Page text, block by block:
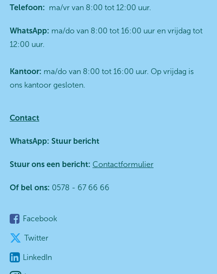
Telefoon: ma/vr van 8:00 tot 12:00 uur.
WhatsApp: ma/do van 8:00 tot 16:00 uur en vrijdag tot
12:00 uur.
Kantoor: ma/do van 8:00 tot 16:00 uur. Op vrijdag is
ons kantoor gesloten.
Contact
WhatsApp: Stuur bericht
Stuur ons een bericht: Contactformulier
Of bel ons: 0578 - 67 66 66
Facebook
Twitter
LinkedIn